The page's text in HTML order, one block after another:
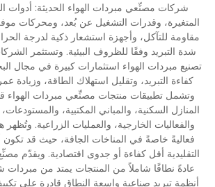
شركات مصنِّعي مبردات الهواء الحديثة: أدوات
المتغيرة، وقدرات التشغيل عن بُعد، ومحركات
مقاومة للتآكل، وأجهزة استشعار ذكية لدرجة
شدة التبريد وفقًا للظروف البيئية. وتستثمر
تصنيع مبردات الهواء استثمارات كبيرة في مجال
كفاءة التبريد، وتقليل استهلاك الطاقة، وزيادة
وتشمل تطبيقات منتجات مصنِّعي مبردات الهواء
المنازل السكنية، والمباني المكتبية،
والفعاليات الخارجية، والعمليات الزراعية. وتُظهر
فعاليةً خاصةً في المناخات الجافة، حيث قد تكون
التقليدية أقل كفاءة أو جدوى اقتصادية. ويقدّم
عادةً نطاقًا شاملاً من المنتجات يمتد من
أنظمة تبريد صناعية واسعة النطاق قادرة على